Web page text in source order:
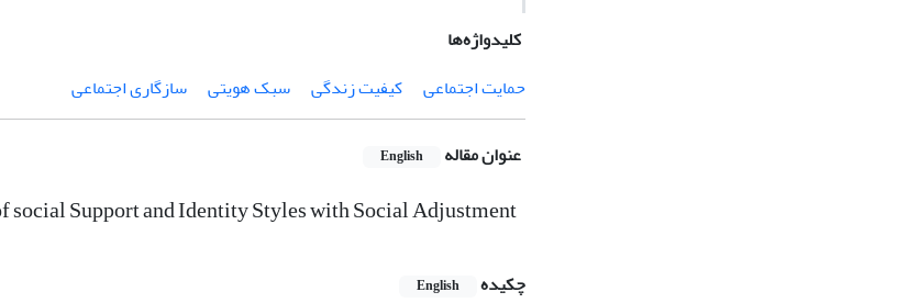
کلیدواژه‌ها
حمایت اجتماعی
کیفیت زندگی سبک هویتی سازگاری اجتماعی
عنوان مقاله English
Support and Identity Styles with Social Adjustment
چکیده English